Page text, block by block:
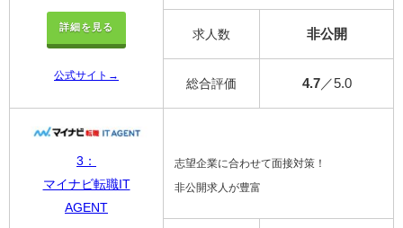
詳細を見る
公式サイト→
求人数 非公開
総合評価 4.7／5.0
3：
マイナビ転職IT
AGENT
志望企業に合わせて面接対策！
非公開求人が豊富